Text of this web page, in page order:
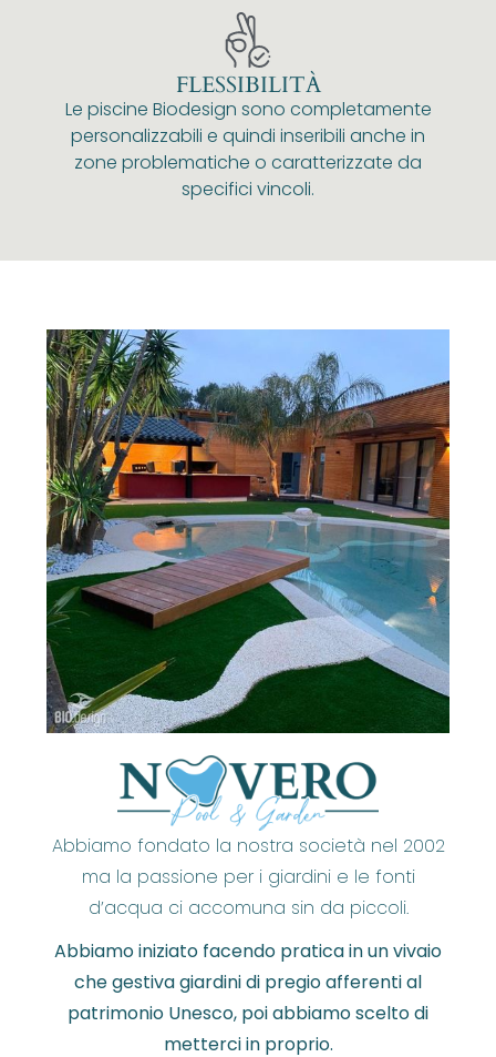
FLESSIBILITÀ
Le piscine Biodesign sono completamente
personalizzabili e quindi inseribili anche in
zone problematiche o caratterizzate da
specifici vincoli.
Abbiamo fondato la nostra società nel 2002
ma la passione per i giardini e le fonti
d’acqua ci accomuna sin da piccoli.
Abbiamo iniziato facendo pratica in un vivaio
che gestiva giardini di pregio afferenti al
patrimonio Unesco, poi abbiamo scelto di
metterci in proprio.